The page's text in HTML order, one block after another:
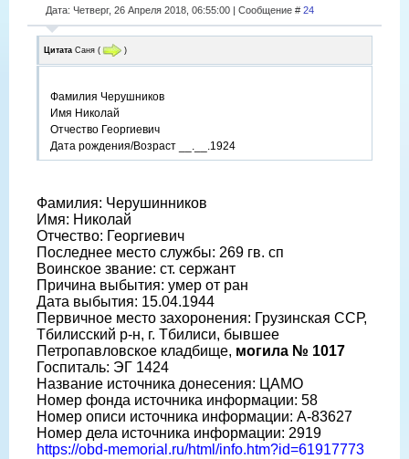
Дата: Четверг, 26 Апреля 2018, 06:55:00 | Сообщение # 24
Цитата Саня ( )
Фамилия Черушников
Имя Николай
Отчество Георгиевич
Дата рождения/Возраст __.__.1924
Фамилия: Черушинников
Имя: Николай
Отчество: Георгиевич
Последнее место службы: 269 гв. сп
Воинское звание: ст. сержант
Причина выбытия: умер от ран
Дата выбытия: 15.04.1944
Первичное место захоронения: Грузинская ССР,
Тбилисский р-н, г. Тбилиси, бывшее
Петропавловское кладбище, могила № 1017
Госпиталь: ЭГ 1424
Название источника донесения: ЦАМО
Номер фонда источника информации: 58
Номер описи источника информации: А-83627
Номер дела источника информации: 2919
https://obd-memorial.ru/html/info.htm?id=61917773